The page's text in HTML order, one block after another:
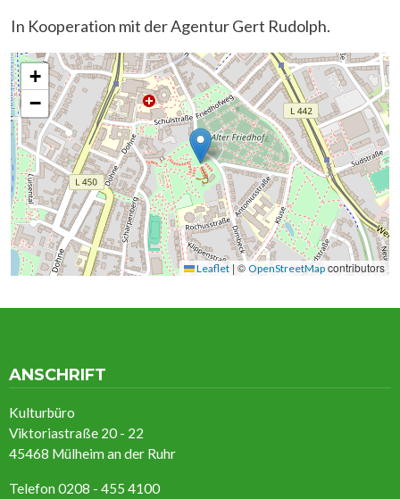
In Kooperation mit der Agentur Gert Rudolph.
+
−
Leaflet | © OpenStreetMap contributors
ANSCHRIFT
Kulturbüro
Viktoriastraße 20 - 22
45468 Mülheim an der Ruhr
Telefon 0208 - 455 4100